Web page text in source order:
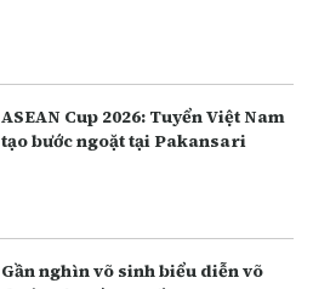
ASEAN Cup 2026: Tuyển Việt Nam
tạo bước ngoặt tại Pakansari
Gần nghìn võ sinh biểu diễn võ